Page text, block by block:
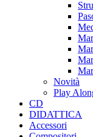
Novità
Play
CD
DIDATTICA
Accessori